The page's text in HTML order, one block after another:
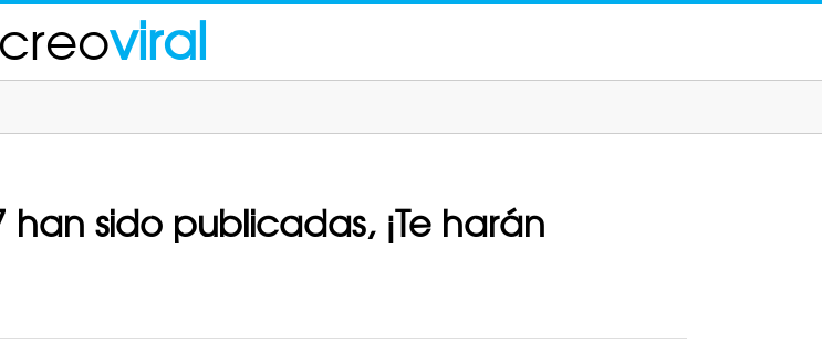
viral
han sido publicadas, ¡Te harán